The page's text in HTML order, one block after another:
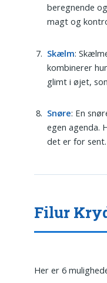
beregnende
magt og
Skælm:
kombinerer
glimt i øjet,
Snøre: En
egen agenda.
det er for sent.
Filur
Her er 6